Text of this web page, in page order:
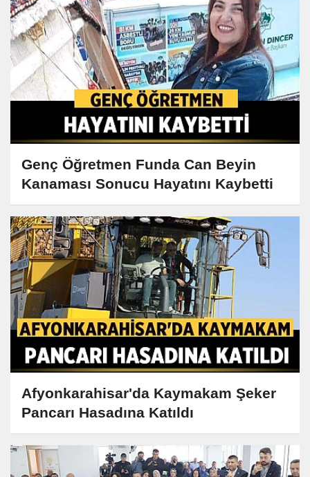
Genç Öğretmen Funda Can Beyin
Kanaması Sonucu Hayatını Kaybetti
Afyonkarahisar'da Kaymakam Şeker
Pancarı Hasadına Katıldı